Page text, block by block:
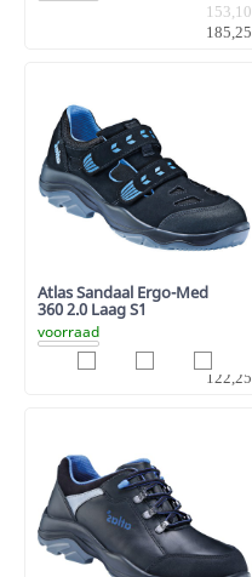
153,10
185,25
Atlas Sandaal Ergo-Med
360 2.0 Laag S1
voorraad
101,03
122,25